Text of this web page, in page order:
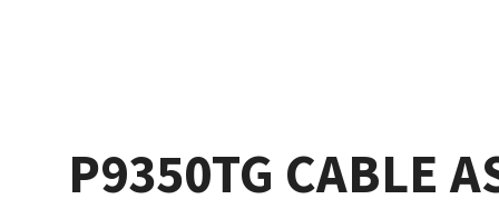
P9350TG CABLE